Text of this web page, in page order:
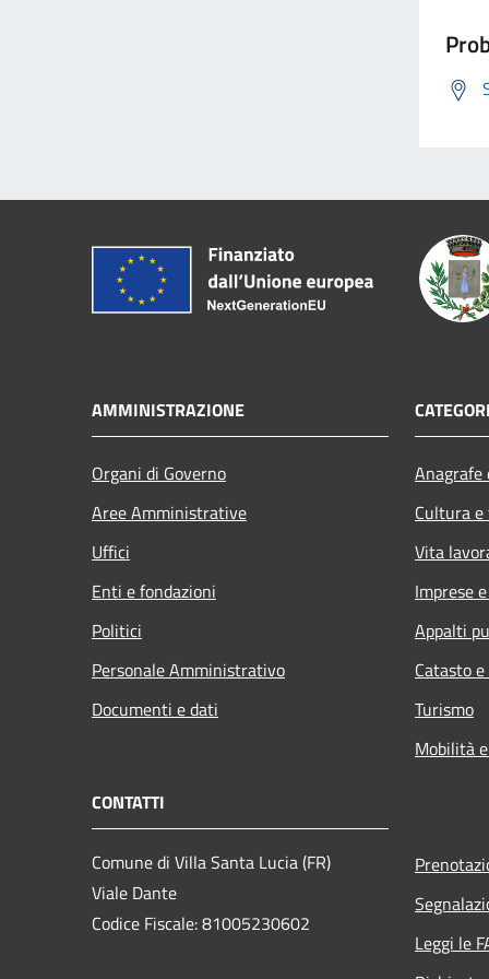
AMMINISTRAZIONE
Organi di Governo
Aree Amministrative
Uffici
Enti e fondazioni
Politici
Personale Amministrativo
Documenti e dati
Cultura
Vita
Imprese
Appalti
Catasto
Turismo
Mobilità
CONTATTI
Comune di Villa Santa Lucia (FR)
Viale Dante
Codice Fiscale: 81005230602
Leggi le